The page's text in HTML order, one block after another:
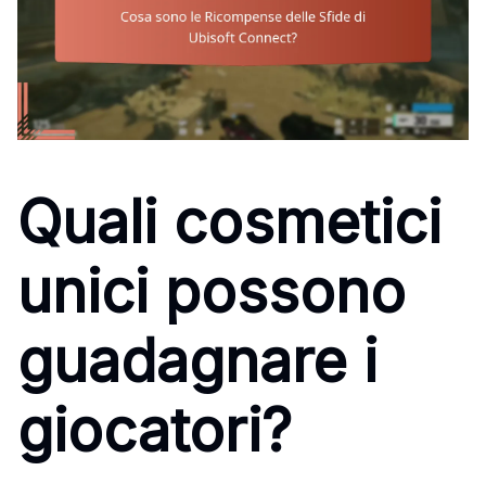
Quali cosmetici
unici possono
guadagnare i
giocatori?